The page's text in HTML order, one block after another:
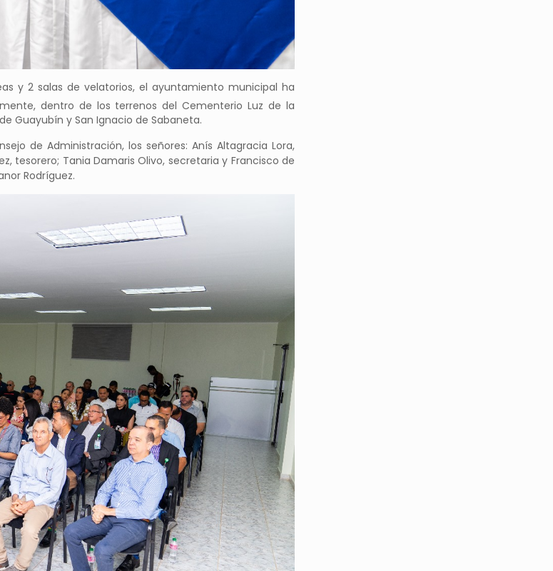
y 2 salas de velatorios, el ayuntamiento municipal ha
dentro de los terrenos del Cementerio Luz de la
Guayubín y San Ignacio de Sabaneta.
de Administración, los señores: Anís Altagracia Lora,
tesorero; Tania Damaris Olivo, secretaria y Francisco de
Rodríguez.